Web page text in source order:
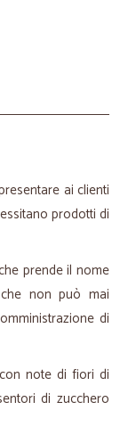
ai clienti
prodotti di
prende il nome
non può mai
di
note di fiori di
di zucchero